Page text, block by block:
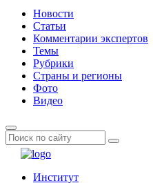
Новости
Статьи
Комментарии экспертов
Темы
Рубрики
Страны и регионы
Фото
Видео
Институт